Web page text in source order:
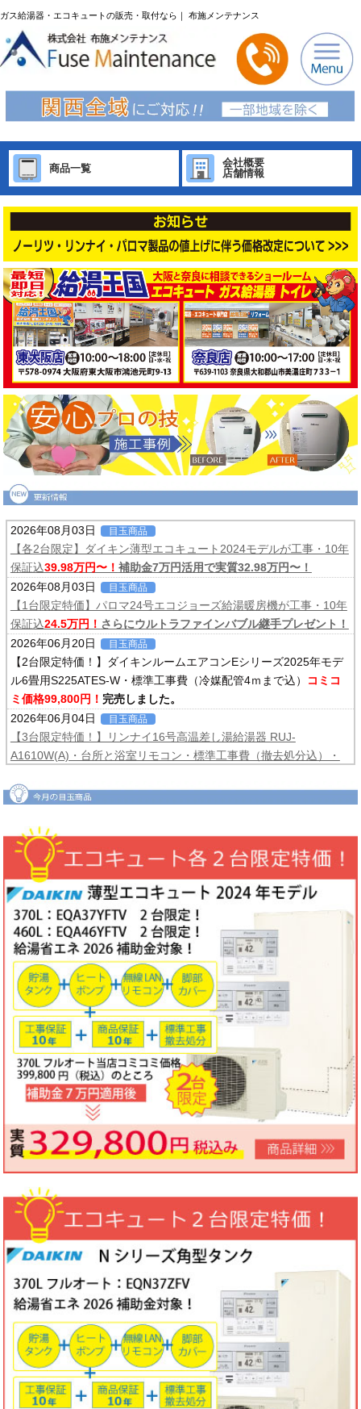
ガス給湯器・エコキュートの販売・取付なら｜ 布施メンテナンス
商品一覧
会社概要
店舗情報
2026年08月03日 目玉商品
【各2台限定】ダイキン薄型エコキュート2024モデルが工事・10年
保証込39.98万円〜！ 補助金7万円活用で実質32.98万円〜！
2026年08月03日
目玉商品
【1台限定特価】パロマ24号エコジョーズ給湯暖房機が工事・10年
保証込24.5万円！ さらにウルトラファインバブル継手プレゼント！
2026年06月20日
目玉商品
【2台限定特価！】ダイキンルームエアコンEシリーズ2025年モデ
ル6畳用S225ATES-W・標準工事費（冷媒配管4ｍまで込）
コミコ
ミ価格99,800円！ 完売しました。
2026年06月04日
目玉商品
【3台限定特価！】リンナイ16号高温差し湯給湯器 RUJ-
A1610W(A)・台所と浴室リモコン・標準工事費（撤去処分込）・
2026年06月04日
デル6畳用S225ATCS-W・標準工事費（冷媒配管4ｍまで込）商品5
年保証付きコミコミ価格128,000円！
2026年06月02日
キャンペーン
ノーリツでおトクに買替え！ノーリツ対象製品の購入・設置・アプ
リ接続で
現金最大35,000円
がもれなくもらえるキャッシュバックキ
ャンペーン2026第2弾。キャンペーン期間：2026年6月1日～12月
18日まで
2026年06月02日
目玉商品
【1台限定特価！】三菱ルームエアコン霧ヶ峰GVシリーズ10畳用
MSZ-GV2823-W・標準工事費（冷媒配管4ｍまで込）コミコミ価格
99,800円！完売しました
2026年05月22日
お知らせ
ノーリツ・リンナイ・パロマ製品の値上げに伴う価格改定について
2026年05月18日
目玉商品
ノーリツビルトインコンロ「N3WV6M」工事費コミコミ特価！今
なら「ロティプレートS」プレゼント！3台限定コミコミ価格
79,800円！数量限定のため、なくなり次第終了となります。
2026年05月15日
目玉商品
パロマ屋外式エコジョーズふろ給湯器台数限定大特価！20号オート
FH-E2011SAWL(K)マルチリモコンセットMFC-250V・標準工事費
（処分込）10年商品・工事保証付
コミコミ価格136,800円～